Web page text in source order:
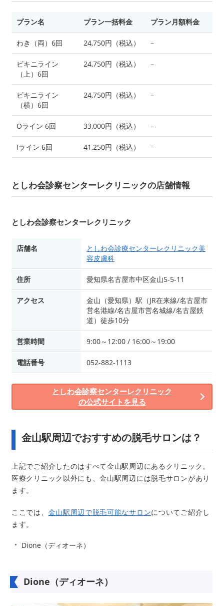
プラン名 プラン一括料金 プラン月額料金
わき（両）6回 24,750円（税込） –
ビキニライン
（上）6回
24,750円（税込） –
ビキニライン
（横）6回
24,750円（税込） –
Oライン 6回 33,000円（税込） –
Iライン 6回 41,250円（税込） –
としわ会診察センターレクリニックの店舗情報
としわ会診察センターレクリニック
店舗名
としわ会診療センターレクリニック美
容皮膚科
住所 愛知県名古屋市中区金山5-5-11
アクセス
金山（愛知県）駅（JR在来線/名古屋市
営名港線/名古屋市営名城線/名古屋鉄
道）徒歩10分
営業時間 9:00～12:00 / 16:00～19:00
電話番号 052-882-1113
としわ会診察センターレクリニック
の公式サイトを見る
金山駅周辺でおすすめの脱毛サロンは？
上記でご紹介したのはすべて金山駅周辺にあるクリニック。
医療クリニック以外にも、金山駅周辺には脱毛サロンがあり
ます。
ここでは、 金山駅周辺で脱毛可能なサロンについてご紹介し
ます。
Dione（ディオーネ）
Dione（ディオーネ）